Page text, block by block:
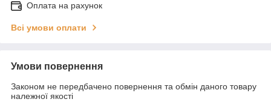
Оплата на рахунок
Всі умови оплати
Умови повернення
Законом не передбачено повернення та обмін даного товару
належної якості